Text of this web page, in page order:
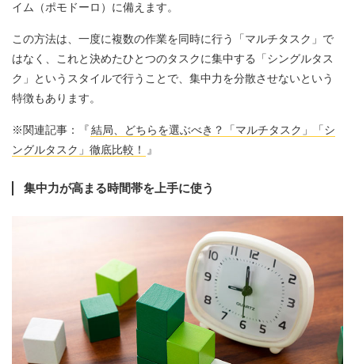
イム（ポモドーロ）に備えます。
この方法は、一度に複数の作業を同時に行う「マルチタスク」で
はなく、これと決めたひとつのタスクに集中する「シングルタス
ク」というスタイルで行うことで、集中力を分散させないという
特徴もあります。
※関連記事：『結局、どちらを選ぶべき？「マルチタスク」「シ
ングルタスク」徹底比較！
』
集中力が高まる時間帯を上手に使う